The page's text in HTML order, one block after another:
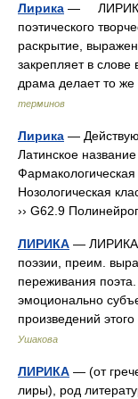
Лирика — ЛИРИКА.
поэтического
раскрытие,
закрепляет в
драма делает то
терминов
Лирика —
Латинское
Фармакологическая
Нозологическая
›› G62.9
ЛИРИКА — ЛИРИКА,
поэзии, преим.
переживания
эмоционально
произведений
Ушакова
ЛИРИКА — (от
лиры), род